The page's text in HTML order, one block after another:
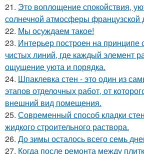
21. Это воплощение спокойствия,
солнечной атмосферы французской
22. Мы осуждаем такое!
23. Интерьер построен на принципе
чистых линий, где каждый элемент
ощущение уюта и порядка.
24. Шпаклевка стен - это один из
этапов отделочных работ, от
внешний вид помещения.
25. Современный способ кладки
жидкого строительного раствора.
26. До зимы осталось всего семь
27. Когда после ремонта между